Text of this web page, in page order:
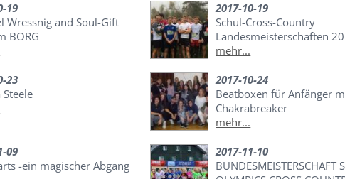
19
Wressnig and Soul-Gift
BORG
2017-10-19
Schul-Cross-Country
Landesmeisterschaften
mehr...
23
Steele
2017-10-24
Beatboxen für Anfänger
Chakrabreaker
mehr...
09
-ein magischer Abgang
2017-11-10
BUNDESMEISTERSCHAFT